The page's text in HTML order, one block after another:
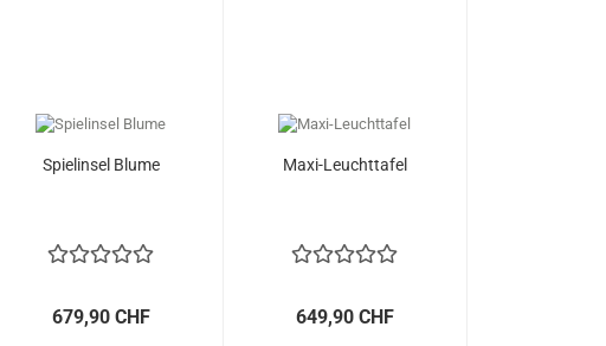
Spielinsel Blume
679,90 CHF
Maxi-Leuchttafel
649,90 CHF